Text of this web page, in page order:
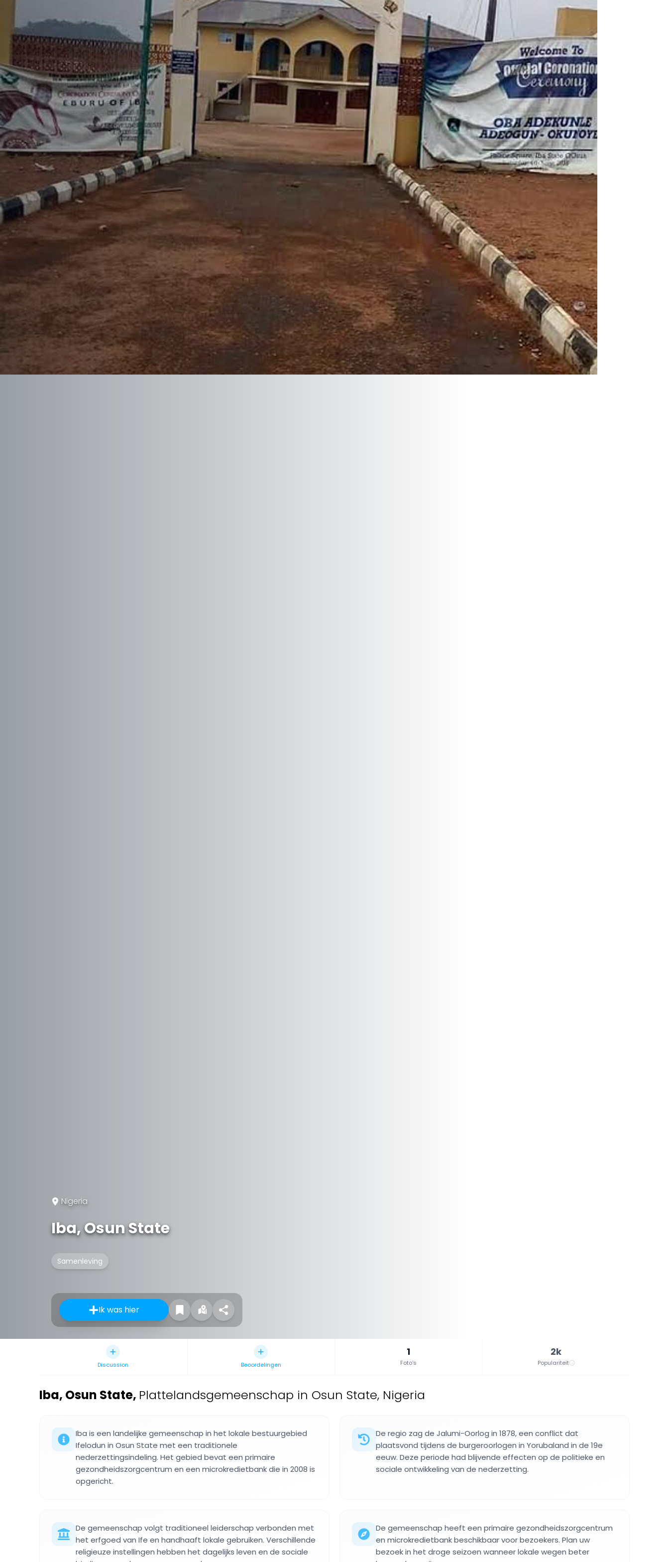
Nigeria
Iba, Osun State
Samenleving
Ik was hier
Discussion Beoordelingen
1
Foto's
2k
Populariteit
Iba, Osun State, Plattelandsgemeenschap in Osun State, Nigeria
Iba is een landelijke gemeenschap in het lokale bestuurgebied
Ifelodun in Osun State met een traditionele
nederzettingsindeling. Het gebied bevat een primaire
gezondheidszorgcentrum en een microkredietbank die in 2008 is
opgericht.
De regio zag de Jalumi-Oorlog in 1878, een conflict dat
plaatsvond tijdens de burgeroorlogen in Yorubaland in de 19e
eeuw. Deze periode had blijvende effecten op de politieke en
sociale ontwikkeling van de nederzetting.
De gemeenschap volgt traditioneel leiderschap verbonden met
het erfgoed van Ife en handhaaft lokale gebruiken. Verschillende
religieuze instellingen hebben het dagelijks leven en de sociale
De gemeenschap heeft een primaire gezondheidszorgcentrum
en microkredietbank beschikbaar voor bezoekers. Plan uw
bezoek in het droge seizoen wanneer lokale wegen beter